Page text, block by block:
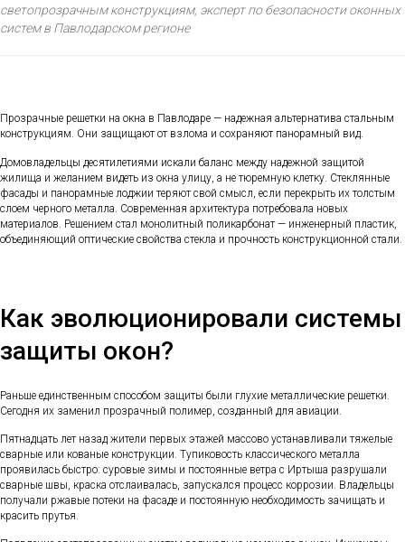
светопрозрачным конструкциям, эксперт по безопасности оконных
систем в Павлодарском регионе
Прозрачные решетки на окна в Павлодаре — надежная альтернатива стальным
конструкциям. Они защищают от взлома и сохраняют панорамный вид.
Домовладельцы десятилетиями искали баланс между надежной защитой
жилища и желанием видеть из окна улицу, а не тюремную клетку. Стеклянные
фасады и панорамные лоджии теряют свой смысл, если перекрыть их толстым
слоем черного металла. Современная архитектура потребовала новых
материалов. Решением стал монолитный поликарбонат — инженерный пластик,
объединяющий оптические свойства стекла и прочность конструкционной стали.
Как эволюционировали системы
защиты окон?
Раньше единственным способом защиты были глухие металлические решетки.
Сегодня их заменил прозрачный полимер, созданный для авиации.
Пятнадцать лет назад жители первых этажей массово устанавливали тяжелые
сварные или кованые конструкции. Тупиковость классического металла
проявилась быстро: суровые зимы и постоянные ветра с Иртыша разрушали
сварные швы, краска отслаивалась, запускался процесс коррозии. Владельцы
получали ржавые потеки на фасаде и постоянную необходимость зачищать и
красить прутья.